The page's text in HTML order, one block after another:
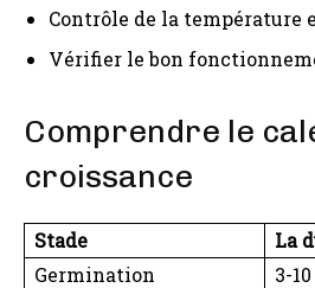
Contrôle de la température
Vérifier le bon
Comprendre le
croissance
Stade
La
Germination
3-